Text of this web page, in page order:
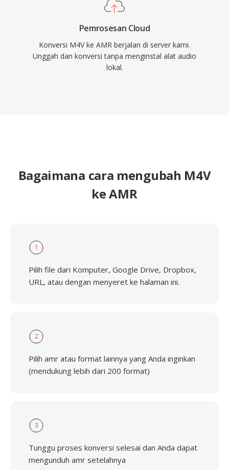
Pemrosesan Cloud
Konversi M4V ke AMR berjalan di server kami.
Unggah dan konversi tanpa menginstal alat audio
lokal.
Bagaimana cara mengubah M4V
ke AMR
1
Pilih file dari Komputer, Google Drive, Dropbox,
URL, atau dengan menyeret ke halaman ini.
2
Pilih amr atau format lainnya yang Anda inginkan
(mendukung lebih dari 200 format)
3
Tunggu proses konversi selesai dan Anda dapat
mengunduh amr setelahnya